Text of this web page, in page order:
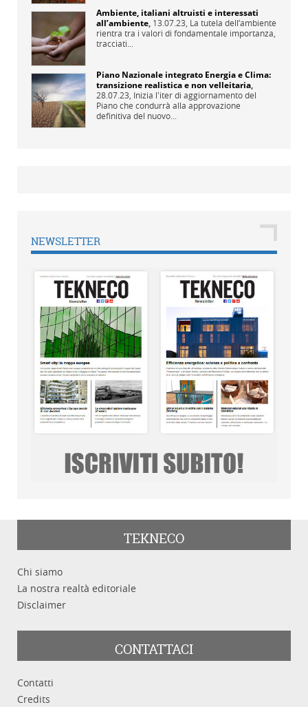
Ambiente, italiani altruisti e interessati
all’ambiente, 13.07.23, La tutela dell’ambiente
rientra tra i valori di fondamentale importanza,
tracciati...
Piano Nazionale integrato Energia e Clima:
transizione realistica e non velleitaria,
28.07.23, Inizia l'iter di aggiornamento del
Piano che condurrà alla approvazione
definitiva del nuovo...
NEWSLETTER
TEKNECO
Chi siamo
La nostra realtà editoriale
Disclaimer
CONTATTACI
Contatti
Credits